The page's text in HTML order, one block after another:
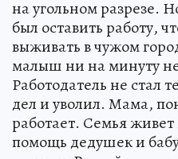
на угольном разрезе.
был оставить работу,
выживать в чужом
малыш ни на минуту не
Работодатель не стал
дел и уволил. Мама,
работает. Семья
помощь дедушек и